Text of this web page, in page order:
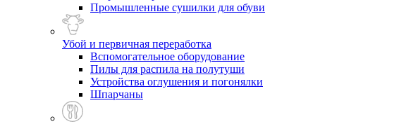
Промышленные сушилки для обуви
Убой и первичная переработка
Вспомогательное оборудование
Пилы для распила на полутуши
Устройства оглушения и погонялки
Шпарчаны